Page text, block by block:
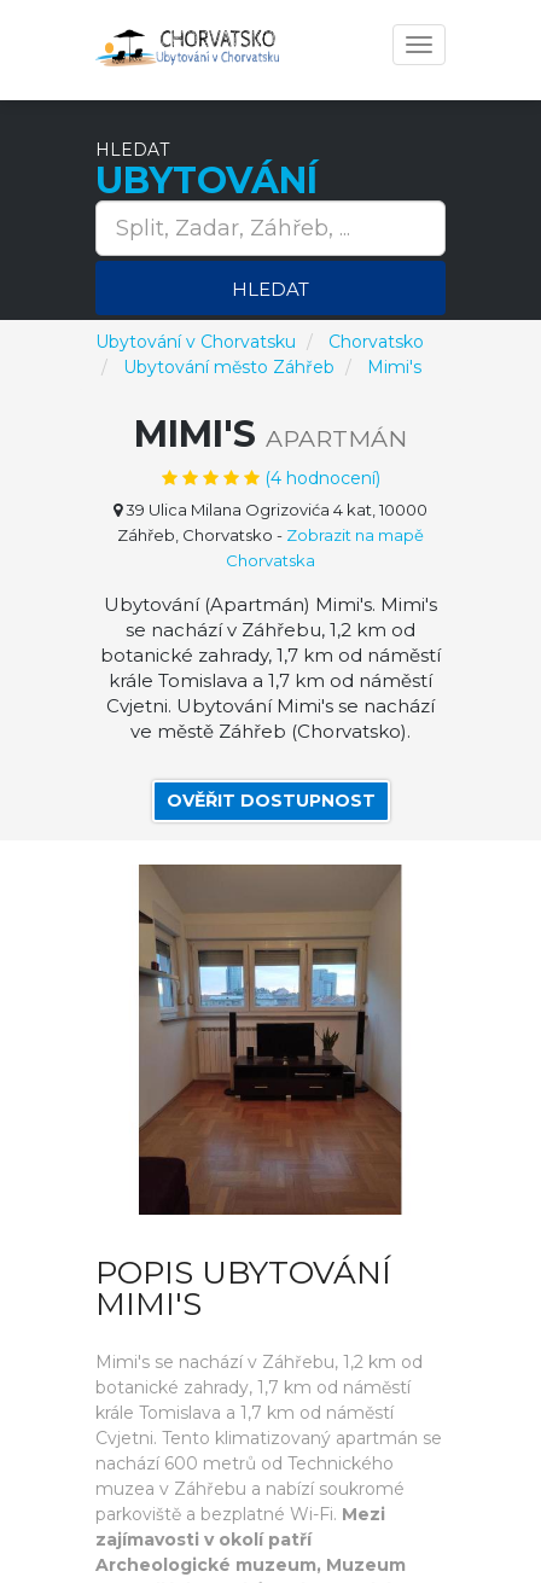
Toggle
navigation
HLEDAT
UBYTOVÁNÍ
HLEDAT
Ubytování v Chorvatsku
Chorvatsko
Ubytování město Záhřeb
Mimi's
MIMI'S APARTMÁN
(4hodnocení)
39 Ulica Milana Ogrizovića 4 kat, 10000
Záhřeb, Chorvatsko - Zobrazit na mapě
Chorvatska
Ubytování (Apartmán) Mimi's. Mimi's
se nachází v Záhřebu, 1,2 km od
botanické zahrady, 1,7 km od náměstí
krále Tomislava a 1,7 km od náměstí
Cvjetni. Ubytování Mimi's se nachází
ve městě Záhřeb (Chorvatsko).
OVĚŘIT DOSTUPNOST
POPIS UBYTOVÁNÍ
MIMI'S
Mimi's se nachází v Záhřebu, 1,2 km od
botanické zahrady, 1,7 km od náměstí
krále Tomislava a 1,7 km od náměstí
Cvjetni. Tento klimatizovaný apartmán se
nachází 600 metrů od Technického
muzea v Záhřebu a nabízí soukromé
parkoviště a bezplatné Wi-Fi. Mezi
zajímavosti v okolí patří
Archeologické muzeum, Muzeum